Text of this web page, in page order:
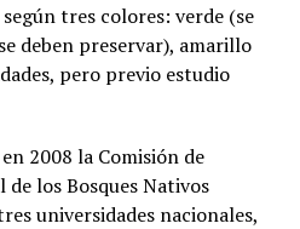
tres colores: verde (se
deben preservar), amarillo
pero previo estudio
2008 la Comisión de
los Bosques Nativos
universidades nacionales,